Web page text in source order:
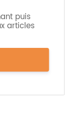
puis
articles
, le 13/06/2024